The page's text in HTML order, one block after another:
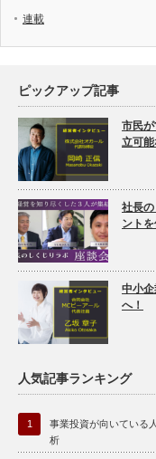
連載
ピックアップ記事
市民
立可
社長
ントを
中小
へ！
人気記事ランキング
1
事業投資が向いている
析